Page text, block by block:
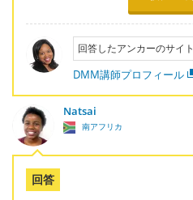
回答したアンカーのサイト
DMM講師プロフィール
Natsai
南アフリカ
回答